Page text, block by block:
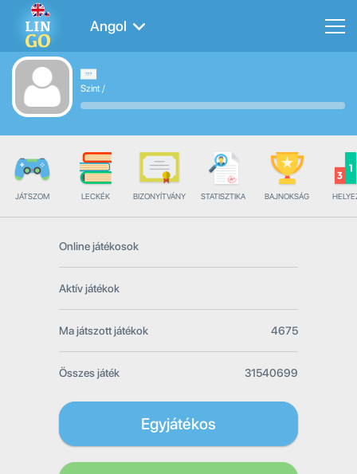
Angol
Szint/
JÁTSZOM LECKÉK BIZONYÍTVÁNY STATISZTIKA BAJNOKSÁG
Online játékosok
Aktív játékok
Ma játszott játékok 4675
Összes játék 31540699
Egyjátékos